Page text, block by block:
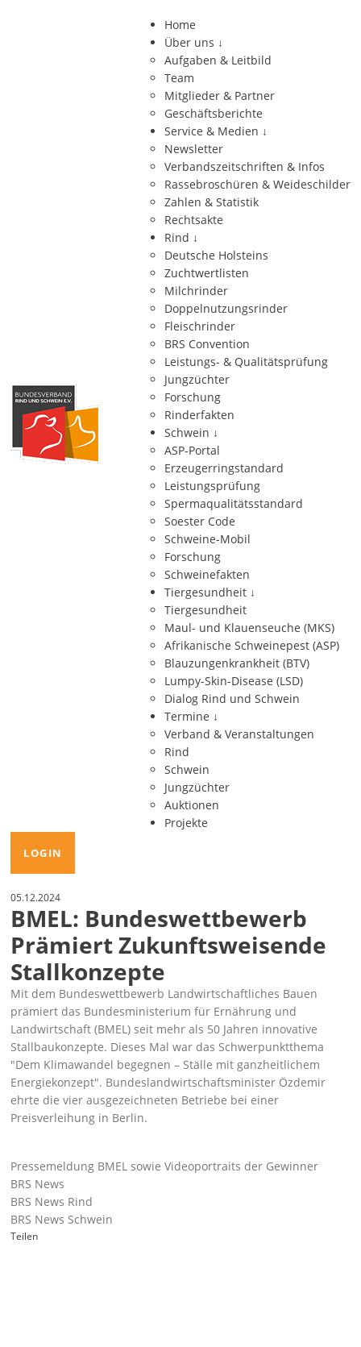
Home
Über uns ↓
Aufgaben & Leitbild
Team
Mitglieder & Partner
Geschäftsberichte
Service & Medien ↓
Newsletter
Verbandszeitschriften & Infos
Rassebroschüren & Weideschilder
Zahlen & Statistik
Rechtsakte
Rind ↓
Deutsche Holsteins
Zuchtwertlisten
Milchrinder
Doppelnutzungsrinder
Fleischrinder
BRS Convention
Leistungs- & Qualitätsprüfung
Jungzüchter
Forschung
Rinderfakten
Schwein ↓
ASP-Portal
Erzeugerringstandard
Leistungsprüfung
Spermaqualitätsstandard
Soester Code
Schweine-Mobil
Forschung
Schweinefakten
Tiergesundheit ↓
Tiergesundheit
Maul- und Klauenseuche (MKS)
Afrikanische Schweinepest (ASP)
Blauzungenkrankheit (BTV)
Lumpy-Skin-Disease (LSD)
Dialog Rind und Schwein
Termine ↓
Verband & Veranstaltungen
Rind
Schwein
Jungzüchter
Auktionen
Projekte
LOGIN
05.12.2024
BMEL: Bundeswettbewerb
Prämiert Zukunftsweisende
Stallkonzepte
Mit dem Bundeswettbewerb Landwirtschaftliches Bauen
prämiert das Bundesministerium für Ernährung und
Landwirtschaft (BMEL) seit mehr als 50 Jahren innovative
Stallbaukonzepte. Dieses Mal war das Schwerpunktthema
Dem Klimawandel begegnen – Ställe mit ganzheitlichem
Energiekonzept . Bundeslandwirtschaftsminister Özdemir
ehrte die vier ausgezeichneten Betriebe bei einer
Preisverleihung in Berlin.
Pressemeldung BMEL sowie Videoportraits der Gewinner
BRS News
BRS News Rind
BRS News Schwein
Teilen